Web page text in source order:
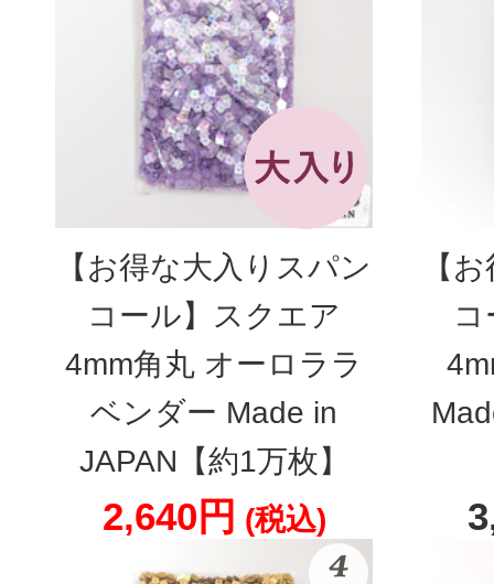
【お得な大入りスパン
コール】スクエア
4mm角丸 オーロララ
ベンダー Made in
JAPAN【約1万枚】
2,640円 (税込)
【